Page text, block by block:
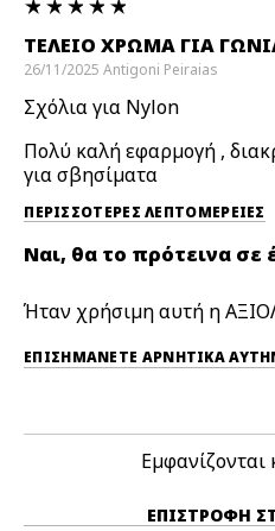
ΤΈΛΕΙΟ ΧΡΏΜΑ ΓΙΑ
26/11/2025 Antigoni Peiraias
Σχόλια για Nylon
Πολύ καλή εφαρμογή ,
για σβησίματα
ΠΕΡΙΣΣΌΤΕΡΕΣ ΛΕΠΤΟΜΈΡΕΙΕΣ
Ναι, θα το πρότεινα σε
Ήταν χρήσιμη αυτή η
Εμφανίζονται
ΕΠΙΣΤΡΟΦΉ